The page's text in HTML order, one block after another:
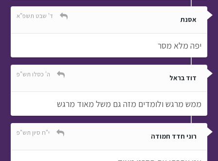
אסנת ד' שבט תשפ"א
יפה מלא מסר
דוד בראל ה' כסלו תש"פ
ממש מרגש ולומדים מזה גם משל מאוד מרגש
רוני חדד חמודה י"ח סיון תש"פ